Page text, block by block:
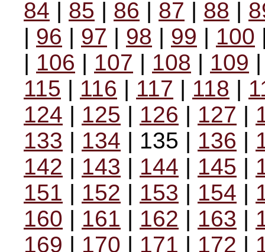
84 | 85 | 86 | 87 | 88 |
| 96 | 97 | 98 | 99 | 100
| 106 | 107 | 108 | 109
115 | 116 | 117 | 118 |
124 | 125 | 126 | 127 |
133 | 134 | 135 | 136 |
142 | 143 | 144 | 145 |
151 | 152 | 153 | 154 |
160 | 161 | 162 | 163 |
169 | 170 | 171 | 172 |